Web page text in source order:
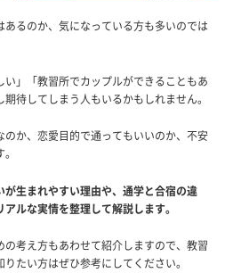
あるのか、気になっている方も多いのでは
い」「教習所でカップルができることもあ
待してしまう人もいるかもしれません。
か、恋愛目的で通ってもいいのか、不安
が生まれやすい理由や、通学と合宿の違
ルな実情を整理して解説します。
考え方もあわせて紹介しますので、教習
たい方はぜひ参考にしてください。